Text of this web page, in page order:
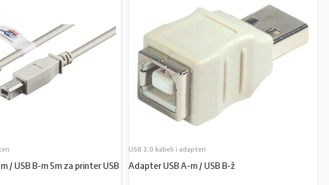
/ USB B-m 5m za printer USB
USB 2.0 kabeli i adapteri
Adapter USB A-m / USB B-ž